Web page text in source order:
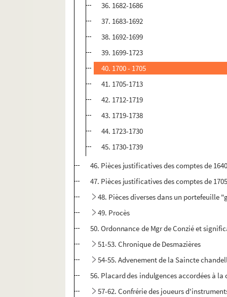
36. 1682-1686
37. 1683-1692
38. 1692-1699
39. 1699-1723
40. 1700 - 1705
41. 1705-1713
42. 1712-1719
43. 1719-1738
44. 1723-1730
45. 1730-1739
46. Pièces justificatives des comptes de
47. Pièces justificatives des comptes de
48. Pièces diverses dans un portefeuille
49. Procès
50. Ordonnance de Mgr de Conzié et
51-53. Chronique de Desmazières
54-55. Advenement de la Saincte
56. Placard des indulgences accordées à
57-62. Confrérie des joueurs